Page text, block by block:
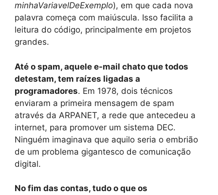
minhaVariavelDeExemplo), em que cada nova
palavra começa com maiúscula. Isso facilita a
leitura do código, principalmente em projetos
grandes.
Até o spam, aquele e-mail chato que todos
detestam, tem raízes ligadas a
programadores. Em 1978, dois técnicos
enviaram a primeira mensagem de spam
através da ARPANET, a rede que antecedeu a
internet, para promover um sistema DEC.
Ninguém imaginava que aquilo seria o embrião
de um problema gigantesco de comunicação
digital.
No fim das contas, tudo o que os